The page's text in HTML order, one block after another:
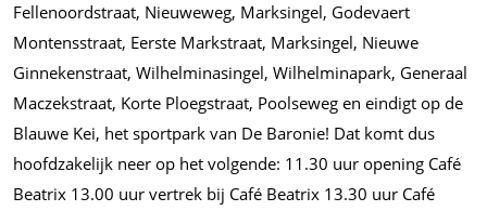
Fellenoordstraat, Nieuweweg, Marksingel, Godevaert
Montensstraat, Eerste Markstraat, Marksingel, Nieuwe
Ginnekenstraat, Wilhelminasingel, Wilhelminapark, Generaal
Maczekstraat, Korte Ploegstraat, Poolseweg en eindigt op de
Blauwe Kei, het sportpark van De Baronie! Dat komt dus
hoofdzakelijk neer op het volgende: 11.30 uur opening Café
Beatrix 13.00 uur vertrek bij Café Beatrix 13.30 uur Café